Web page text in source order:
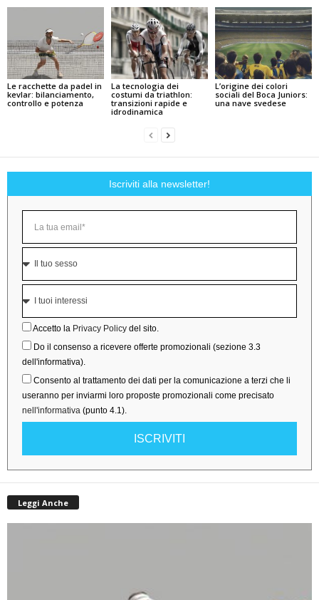
Le racchette da padel in
kevlar: bilanciamento,
controllo e potenza
La tecnologia dei
costumi da triathlon:
transizioni rapide e
idrodinamica
L’origine dei colori
sociali del Boca Juniors:
una nave svedese
Iscriviti alla newsletter!
Accetto la Privacy Policy del sito.
Do il consenso a ricevere offerte promozionali (sezione 3.3
dell'informativa).
Consento al trattamento dei dati per la comunicazione a terzi che li
useranno per inviarmi loro proposte promozionali come precisato
nell'informativa (punto 4.1).
ISCRIVITI
Leggi Anche